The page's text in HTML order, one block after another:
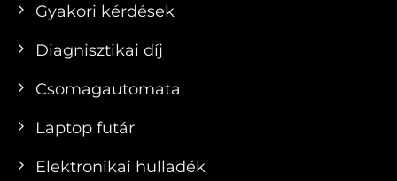
Gyakori kérdések
Diagnisztikai díj
Csomagautomata
Laptop futár
Elektronikai hulladék